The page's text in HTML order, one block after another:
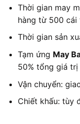
Thời gian may
hàng từ 500 cái
Thời gian sản
Tạm ứng May
50% tổng giá trị
Vận chuyển:
Chiết khấu: tùy